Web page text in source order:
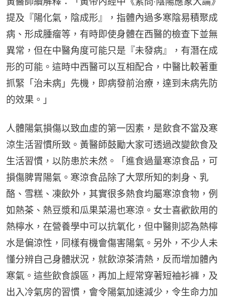
提及『陽化氣，陰成形』，指體內過多寒陰易積聚成
病、形成腫瘤等，有時即使身體在西醫的檢查下並無
異常，但在中醫角度可能只是『未發病』，有潛在成
形的可能。這時中西醫可以互相配合，中醫比較著重
抓緊「治未病」先機，即病發前治療，達到未病先防
的效果。」
人體陽氣損傷以致血虛的第一因素，是飲食不當及寒
涼生活習慣所致。黃醫師鼓勵大家可透過改變飲食及
生活習慣，以防患於未然。「進食過量寒涼食品，可
損傷脾胃陽氣。寒涼食品除了大眾所知的刺身、乳
酪、雪糕、凍飲外，其實很多熱食均屬寒涼食物，例
如熱茶、熱豆漿和瓜果菜湯也寒涼。女士喜歡飲用的
熱檸水，在營養學中可以抗氧化，但中醫則認為熱檸
水是偏涼性，同樣有機會傷害陽氣。另外，不少人未
懂分辨自己身體狀況，就飲涼茶清熱，反而增加體內
寒氣。這些飲食誤區，再加上經常穿著短袖衫褲，及
出入冷氣房的習慣，會令陽氣加速減少，令生命力加